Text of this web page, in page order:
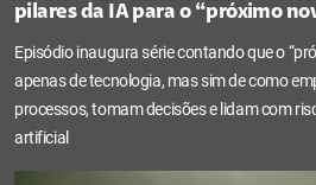
pilares da IA para o “próximo
Episódio inaugura série contando que o
apenas de tecnologia, mas sim de como
processos, tomam decisões e lidam com
artificial